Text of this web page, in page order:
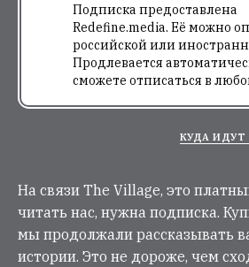
Подписка предоставлена
Redefine.media. Её можно
российской или
Продлевается
сможете отписаться в
КУДА
На связи The Village, это
читать нас, нужна подписка.
мы продолжали рассказывать
истории. Это не дороже, чем